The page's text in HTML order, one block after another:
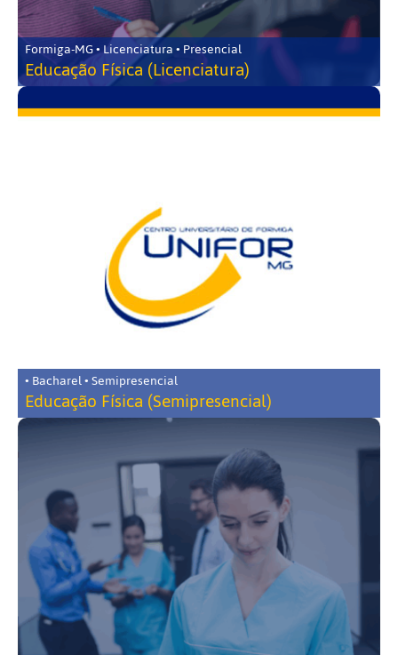
Formiga-MG • Licenciatura • Presencial
Educação Física (Licenciatura)
• Bacharel • Semipresencial
Educação Física (Semipresencial)